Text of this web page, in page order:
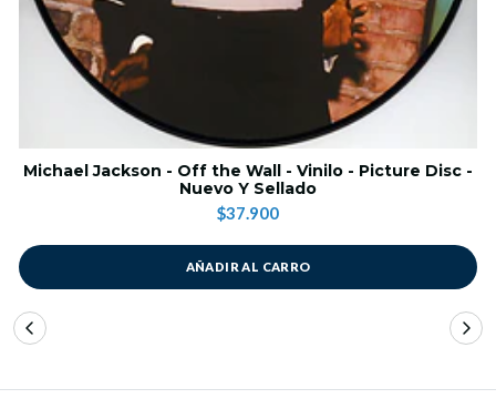
Michael Jackson - Off the Wall - Vinilo - Picture Disc -
Nuevo Y Sellado
$37.900
AÑADIR AL CARRO